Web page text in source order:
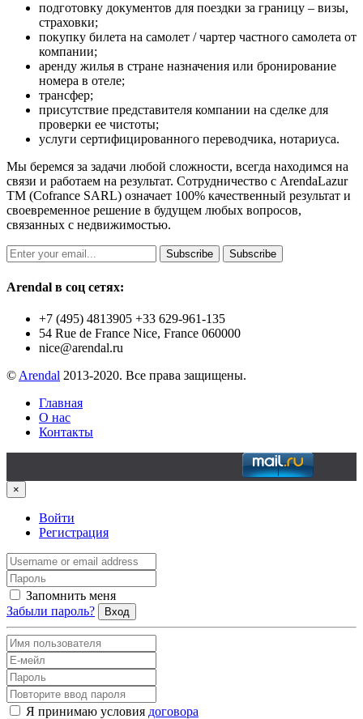
подготовку документов для поездки за границу – визы,
страховки;
покупку билета на самолет / чартер частного самолета от
компании;
аренду жилья в стране назначения или бронирование
номера в отеле;
трансфер;
присутствие представителя компании на сделке для
проверки ее чистоты;
услуги сертифицированного переводчика, нотариуса.
Мы беремся за задачи любой сложности, всегда находимся на
связи и работаем на результат. Сотрудничество с ArendaLazur
TM (Cofrance SARL) означает 100% качественный результат и
своевременное решение в будущем любых вопросов,
связанных с недвижимостью.
Subscribe Subscribe
Arendal в соц сетях:
+7 (495) 4813905 +33 629-961-135
54 Rue de France Nice, France 060000
nice@arendal.ru
© Arendal 2013-2020. Все права защищены.
Главная
О нас
Контакты
×
Войти
Регистрация
Запомнить меня
Забыли пароль?
Вход
Я принимаю условия договора